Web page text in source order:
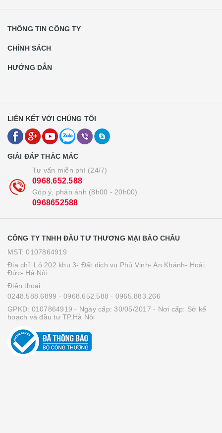
THÔNG TIN CÔNG TY
CHÍNH SÁCH
HƯỚNG DẪN
LIÊN KẾT VỚI CHÚNG TÔI
GIẢI ĐÁP THẮC MẮC
Tư vấn miễn phí (24/7)
0968.652.588
Góp ý, phản ánh (8h00 - 20h00)
0968652588
CÔNG TY TNHH ĐẦU TƯ THƯƠNG MẠI BẢO CHÂU
MST: 0107864919
Địa chỉ: Lô 202 khu 3- Đất dịch vụ Phú Vinh- An Khánh- Hoài
Đức- Hà Nội
Điện thoại :
0248.588.6899 - 0968.652.588 - 0965.883.266
GPKD: 0107864919 - Ngày cấp: 30/05/2017 - Nơi cấp: Sở kế
hoạch và đầu tư TP.Hà Nội